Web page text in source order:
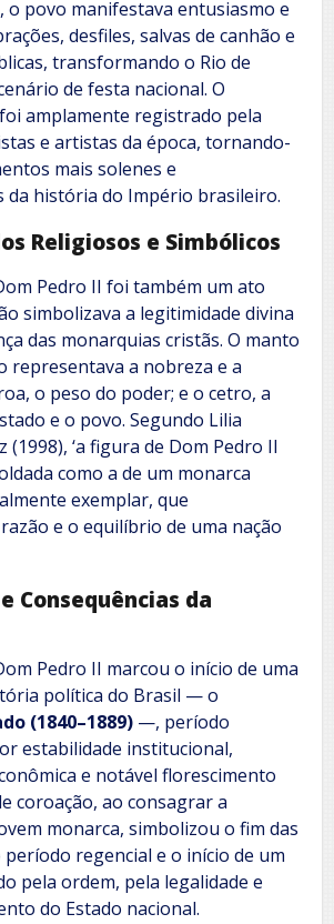
o povo manifestava entusiasmo e
desfiles, salvas de canhão e
transformando o Rio de
de festa nacional. O
amplamente registrado pela
e artistas da época, tornando-
mais solenes e
da história do Império brasileiro.
Religiosos e Simbólicos
Pedro II foi também um ato
simbolizava a legitimidade divina
das monarquias cristãs. O manto
representava a nobreza e a
o peso do poder; e o cetro, a
e o povo. Segundo Lilia
(1998), ‘a figura de Dom Pedro II
como a de um monarca
exemplar, que
e o equilíbrio de uma nação
Consequências da
Pedro II marcou o início de uma
política do Brasil — o
(1840–1889) —, período
estabilidade institucional,
e notável florescimento
coroação, ao consagrar a
monarca, simbolizou o fim das
regencial e o início de um
pela ordem, pela legalidade e
do Estado nacional.